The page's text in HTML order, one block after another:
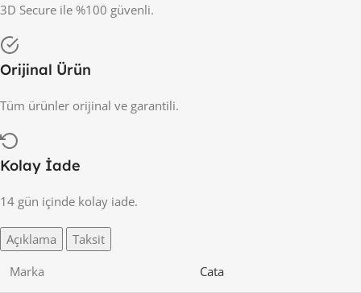
3D Secure ile %100 güvenli.
Orijinal Ürün
Tüm ürünler orijinal ve garantili.
Kolay İade
14 gün içinde kolay iade.
Açıklama
Taksit
Marka
Cata